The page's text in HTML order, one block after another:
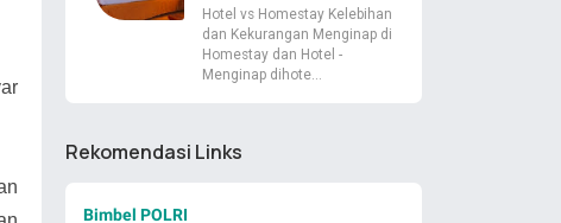
Hotel vs Homestay Kelebihan
dan Kekurangan Menginap di
Homestay dan Hotel -
Menginap dihote…
Rekomendasi Links
Bimbel POLRI